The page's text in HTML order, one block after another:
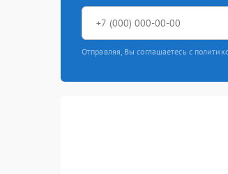
Отправляя, Вы соглашаетесь с